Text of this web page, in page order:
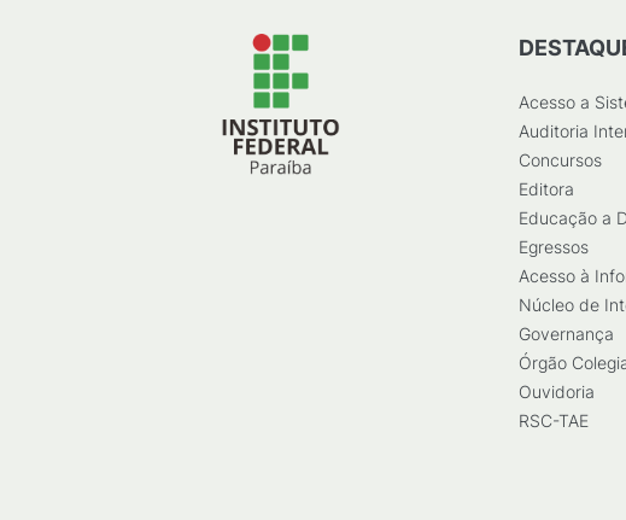
Acesso a
Auditoria
Concursos
Editora
Educação a
Egressos
Acesso à
Núcleo de
Governança
Órgão
Ouvidoria
RSC-TAE